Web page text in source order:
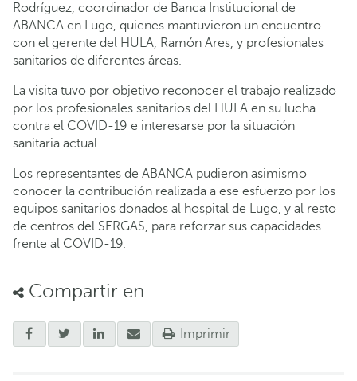
Rodríguez, coordinador de Banca Institucional de
ABANCA en Lugo, quienes mantuvieron un encuentro
con el gerente del HULA, Ramón Ares, y profesionales
sanitarios de diferentes áreas.
La visita tuvo por objetivo reconocer el trabajo realizado
por los profesionales sanitarios del HULA en su lucha
contra el COVID-19 e interesarse por la situación
sanitaria actual.
Los representantes de ABANCA pudieron asimismo
conocer la contribución realizada a ese esfuerzo por los
equipos sanitarios donados al hospital de Lugo, y al resto
de centros del SERGAS, para reforzar sus capacidades
frente al COVID-19.
Compartir en
Imprimir